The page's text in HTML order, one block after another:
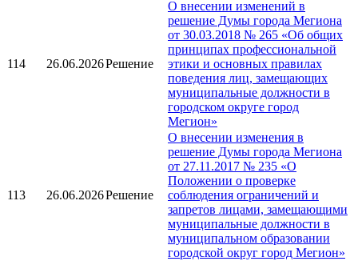
114 26.06.2026Решение
О внесении изменений в
решение Думы города Мегиона
от 30.03.2018 № 265 «Об общих
принципах профессиональной
этики и основных правилах
поведения лиц, замещающих
муниципальные должности в
городском округе город
Мегион»
113 26.06.2026Решение
О внесении изменения в
решение Думы города Мегиона
от 27.11.2017 № 235 «О
Положении о проверке
соблюдения ограничений и
запретов лицами, замещающими
муниципальные должности в
муниципальном образовании
городской округ город Мегион»